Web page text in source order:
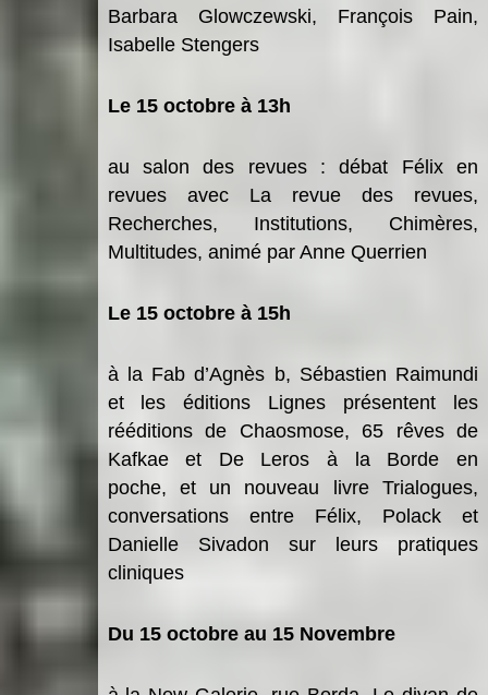
Barbara Glowczewski, François Pain,
Isabelle Stengers
Le 15 octobre à 13h
au salon des revues: débat Félix en
revues
avec La revue des revues,
Recherches, Institutions, Chimères,
Multitudes, animé par Anne Querrien
Le 15 octobre à 15h
à la Fab d’Agnès b, Sébastien Raimundi
et les éditions Lignes présentent les
rééditionsde Chaosmose, 65 rêves de
Kafkae et De Lerosà la Borde
en
poche, et un nouveau livre Trialogues,
conversations entre Félix, Polack et
Danielle Sivadon sur leurs pratiques
cliniques
Du 15 octobre au 15 Novembre